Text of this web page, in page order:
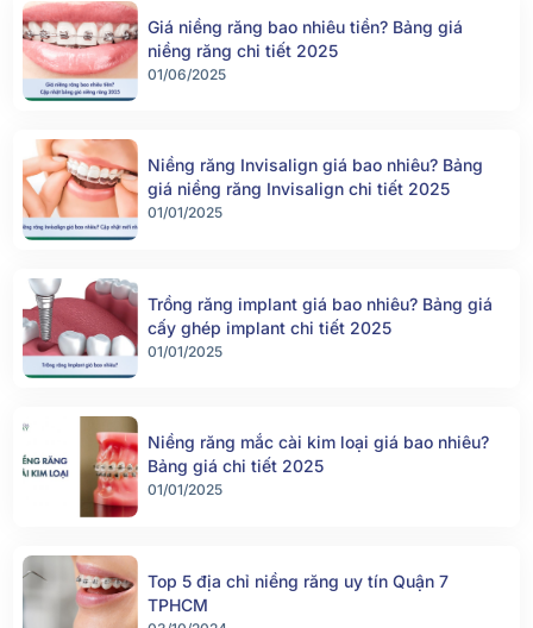
Giá niềng răng bao nhiêu tiền? Bảng giá
niềng răng chi tiết 2025
01/06/2025
Niềng răng Invisalign giá bao nhiêu? Bảng
giá niềng răng Invisalign chi tiết 2025
01/01/2025
Trồng răng implant giá bao nhiêu? Bảng giá
cấy ghép implant chi tiết 2025
01/01/2025
Niềng răng mắc cài kim loại giá bao nhiêu?
Bảng giá chi tiết 2025
01/01/2025
Top 5 địa chỉ niềng răng uy tín Quận 7
TPHCM